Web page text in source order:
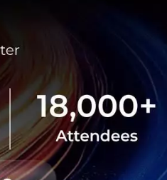
ดาต้าเซ็นเตอร์ตามมติ ครม.
งโครงการด้วย 4 มิติ พร้อม
รวม 7.5 แสนล้านบาท
ศ พลั...
Team
Center